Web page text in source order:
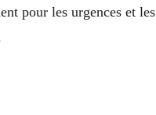
pour les urgences et